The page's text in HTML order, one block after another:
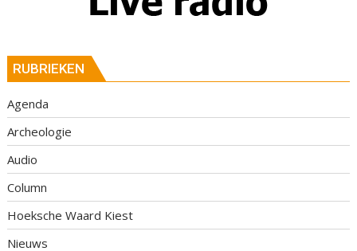
RUBRIEKEN
Agenda
Archeologie
Audio
Column
Hoeksche Waard Kiest
Nieuws